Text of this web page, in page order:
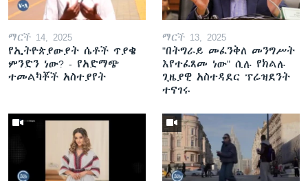
ማርች 14, 2025
የኢትዮጵያውያት ሴቶች ጥያቄ
ምንድን ነው? - የአድማጭ
ተመልካቾች አስተያየት
ማርች 13, 2025
"በትግራይ መፈንቅለ መንግሥት
እየተፈጸመ ነው" ሲሉ የክልሉ
ጊዜያዊ አስተዳደር ፕሬዝደንት
ተናገሩ